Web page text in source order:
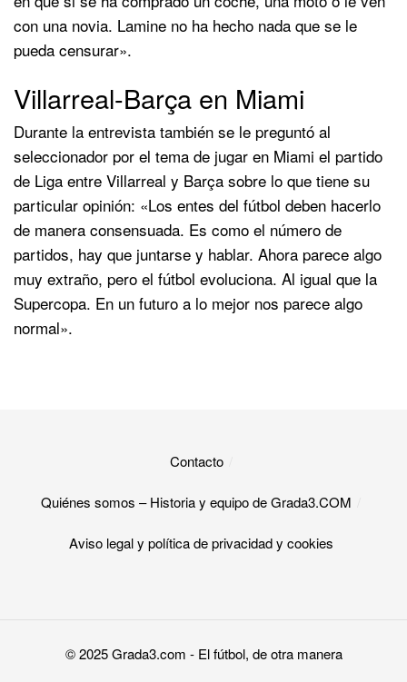
con una novia. Lamine no ha hecho nada que se le
pueda censurar».
Villarreal-Barça en Miami
Durante la entrevista también se le preguntó al
seleccionador por el tema de jugar en Miami el partido
de Liga entre Villarreal y Barça sobre lo que tiene su
particular opinión: «Los entes del fútbol deben hacerlo
de manera consensuada. Es como el número de
partidos, hay que juntarse y hablar. Ahora parece algo
muy extraño, pero el fútbol evoluciona. Al igual que la
Supercopa. En un futuro a lo mejor nos parece algo
normal».
Contacto
Quiénes somos – Historia y equipo de Grada3.COM
Aviso legal y política de privacidad y cookies​
© 2025Grada3.com - El fútbol, de otra manera